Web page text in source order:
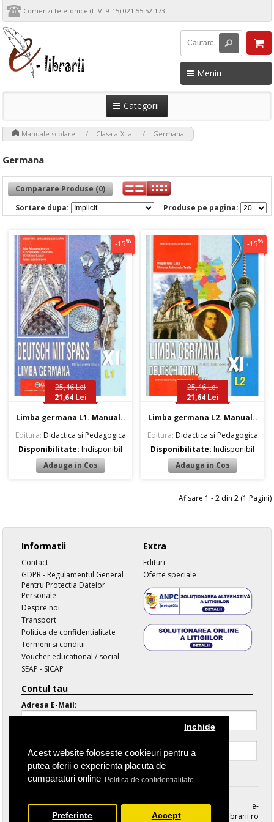
Acest website foloseste cookieuri pentru a
putea oferii o experienta placuta de
cumparaturi online Politica de confidentialitate
Inchide
Preferinte Accept
Comenzi telefonice (L-V: 9-15) 021.55.52.173
Meniu
Categorii
Manuale scolare Clasa a-XI-a Germana
Germana
Comparare Produse (0)
Produse pe pagina:
Sortare dupa:
-15%
25,46 Lei
21,64 Lei
Limba germana L1. Manual..
Editura: Didactica si Pedagogica
Disponibilitate:Indisponibil
-15%
25,46 Lei
21,64 Lei
Limba germana L2. Manual..
Editura: Didactica si Pedagogica
Disponibilitate:Indisponibil
Afisare 1 - 2 din 2 (1 Pagini)
Informatii
Contact
GDPR - Regulamentul General
Pentru Protectia Datelor
Personale
Despre noi
Transport
Politica de confidentialitate
Termeni si conditii
Voucher educational / social
SEAP - SICAP
Extra
Edituri
Oferte speciale
Contul tau
Adresa E-Mail:
Parola Uitata
e-
librarii.ro